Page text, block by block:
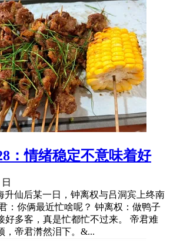
：情绪稳定不意味着好
升仙后某一日，钟离权与吕洞宾上终南
：你俩最近忙啥呢？ 钟离权：做鸭子
好多客，真是忙都忙不过来。 帝君难
，帝君潸然泪下。&...